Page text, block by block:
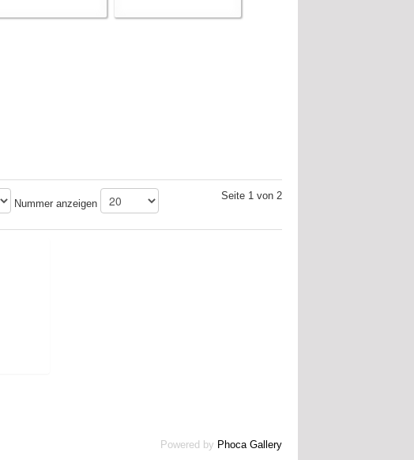
Nummer anzeigen
Seite 1 von 2
Powered by Phoca Gallery